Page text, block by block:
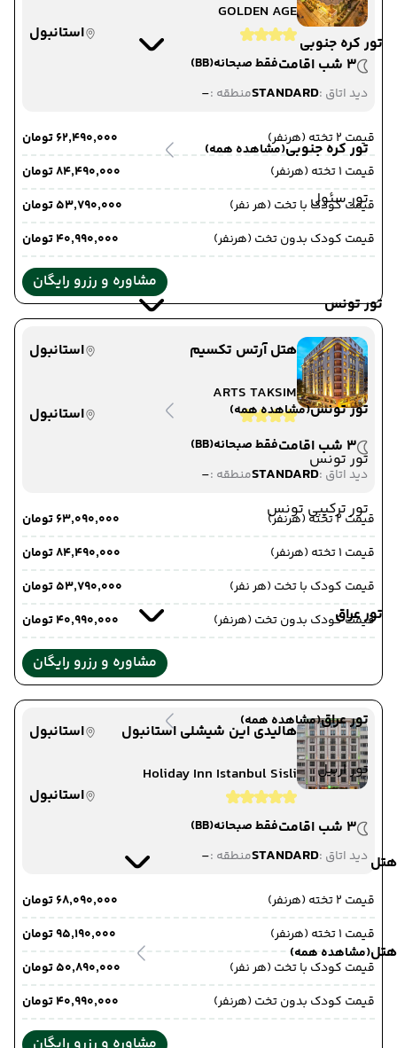
تور کره جنوبی
تور کره جنوبی(مشاهده همه)
تور سئول
تور تونس
تور تونس(مشاهده همه)
تور تونس
تور ترکیبی تونس
تور عراق
تور عراق(مشاهده همه)
تور اربیل
هتل
هتل(مشاهده همه)
GOLDEN AGE
استانبول
3 شب اقامت
فقط صبحانه(BB)
دید اتاق :STANDARDمنطقه :-
قیمت 2 تخته (هرنفر)
۶۲٬۴۹۰٬۰۰۰ تومان
قیمت 1 تخته (هرنفر)
۸۴٬۴۹۰٬۰۰۰ تومان
قیمت کودک با تخت (هر نفر)
۵۳٬۷۹۰٬۰۰۰ تومان
قیمت کودک بدون تخت (هرنفر)
۴۰٬۹۹۰٬۰۰۰ تومان
مشاوره و رزرو رایگان
هتل آرتس تکسیم
استانبول
ARTS TAKSIM
استانبول
3 شب اقامت
فقط صبحانه(BB)
دید اتاق :STANDARDمنطقه :-
قیمت 2 تخته (هرنفر)
۶۳٬۰۹۰٬۰۰۰ تومان
قیمت 1 تخته (هرنفر)
۸۴٬۴۹۰٬۰۰۰ تومان
قیمت کودک با تخت (هر نفر)
۵۳٬۷۹۰٬۰۰۰ تومان
قیمت کودک بدون تخت (هرنفر)
۴۰٬۹۹۰٬۰۰۰ تومان
مشاوره و رزرو رایگان
هالیدی این شیشلی استانبول
استانبول
Holiday Inn Istanbul Sisli
استانبول
3 شب اقامت
فقط صبحانه(BB)
دید اتاق :STANDARDمنطقه :-
قیمت 2 تخته (هرنفر)
۶۸٬۰۹۰٬۰۰۰ تومان
قیمت 1 تخته (هرنفر)
۹۵٬۱۹۰٬۰۰۰ تومان
قیمت کودک با تخت (هر نفر)
۵۰٬۸۹۰٬۰۰۰ تومان
قیمت کودک بدون تخت (هرنفر)
۴۰٬۹۹۰٬۰۰۰ تومان